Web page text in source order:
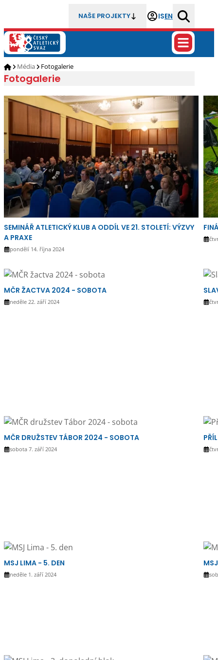
NAŠE PROJEKTY ISEN
Média Fotogalerie
Fotogalerie
SEMINÁŘ ATLETICKÝ KLUB A ODDÍL VE 21. STOLETÍ: VÝZVY
A PRAXE
pondělí 14. října 2024
MČR ŽACTVA 2024 - SOBOTA
neděle 22. září 2024
MČR DRUŽSTEV TÁBOR 2024 - SOBOTA
sobota 7. září 2024
MSJ LIMA - 5. DEN
neděle 1. září 2024